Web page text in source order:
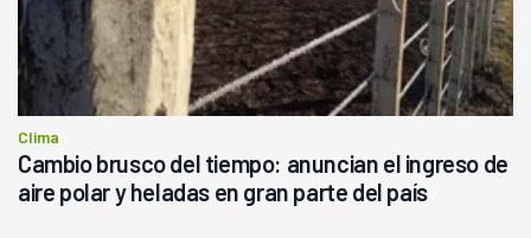
Clima
Cambio brusco del tiempo: anuncian el ingreso de
aire polar y heladas en gran parte del país